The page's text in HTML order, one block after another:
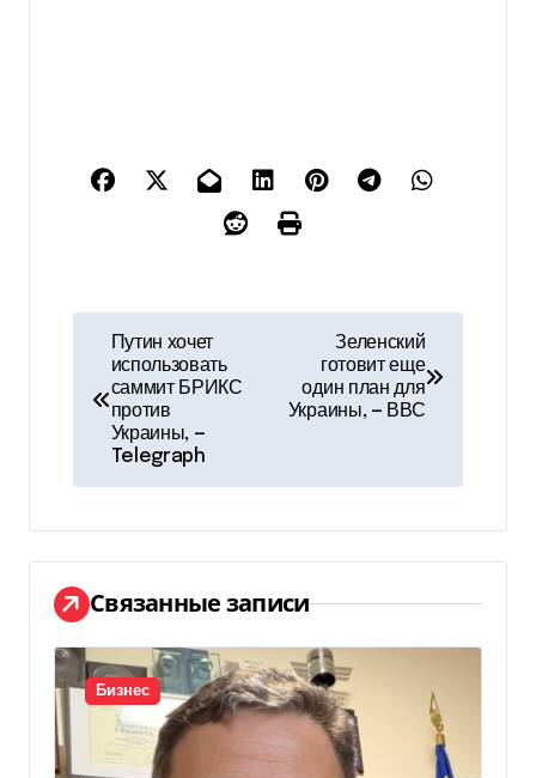
и
г
а
ц
и
Путин хочет
использовать
саммит БРИКС
против
Украины, —
Telegraph
Зеленский
готовит еще
один план для
Украины, — ВВС
Связанные записи
Бизнес